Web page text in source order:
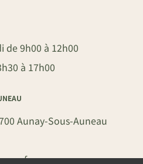
de 9h00 à 12h00
à 17h00
Aunay-Sous-Auneau